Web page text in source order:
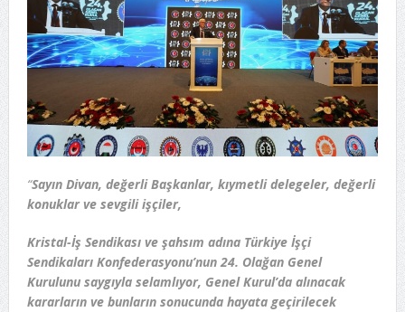
“Sayın Divan, değerli Başkanlar, kıymetli delegeler, değerli
konuklar ve sevgili işçiler,
Kristal-İş Sendikası ve şahsım adına Türkiye İşçi
Sendikaları Konfederasyonu’nun 24. Olağan Genel
Kurulunu saygıyla selamlıyor, Genel Kurul’da alınacak
kararların ve bunların sonucunda hayata geçirilecek